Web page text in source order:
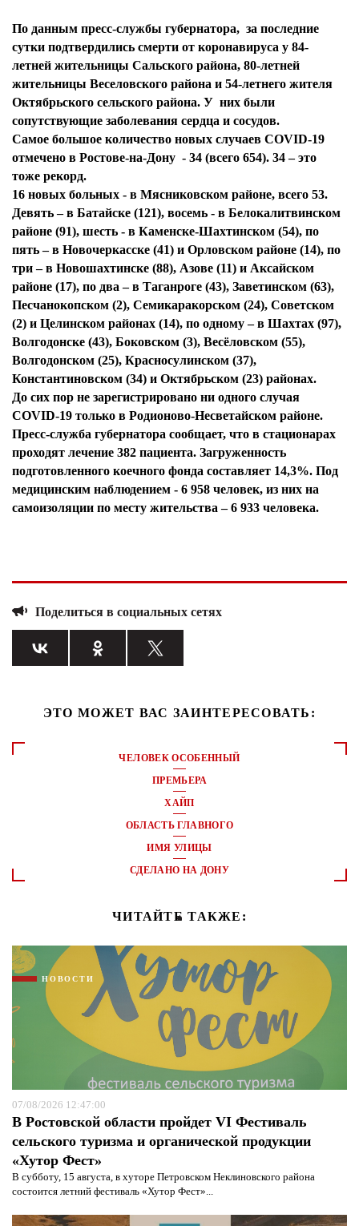
По данным пресс-службы губернатора, за последние
сутки подтвердились смерти от коронавируса у 84-
летней жительницы Сальского района, 80-летней
жительницы Веселовского района и 54-летнего жителя
Октябрьского сельского района. У них были
сопутствующие заболевания сердца и сосудов.
Самое большое количество новых случаев COVID-19
отмечено в Ростове-на-Дону - 34 (всего 654). 34 – это
тоже рекорд.
16 новых больных - в Мясниковском районе, всего 53.
Девять – в Батайске (121), восемь - в Белокалитвинском
районе (91), шесть - в Каменске-Шахтинском (54), по
пять – в Новочеркасске (41) и Орловском районе (14), по
три – в Новошахтинске (88), Азове (11) и Аксайском
районе (17), по два – в Таганроге (43), Заветинском (63),
Песчанокопском (2), Семикаракорском (24), Советском
(2) и Целинском районах (14), по одному – в Шахтах (97),
Волгодонске (43), Боковском (3), Весёловском (55),
Волгодонском (25), Красносулинском (37),
Константиновском (34) и Октябрьском (23) районах.
До сих пор не зарегистрировано ни одного случая
COVID-19 только в Родионово-Несветайском районе.
Пресс-служба губернатора сообщает, что в стационарах
проходят лечение 382 пациента. Загруженность
подготовленного коечного фонда составляет 14,3%. Под
медицинским наблюдением - 6 958 человек, из них на
самоизоляции по месту жительства – 6 933 человека.
Поделиться в социальных сетях
ЭТО МОЖЕТ ВАС ЗАИНТЕРЕСОВАТЬ:
ЧЕЛОВЕК ОСОБЕННЫЙ
ПРЕМЬЕРА
ХАЙП
ОБЛАСТЬ ГЛАВНОГО
ИМЯ УЛИЦЫ
СДЕЛАНО НА ДОНУ
ЧИТАЙТЕ ТАКЖЕ:
НОВОСТИ
07/08/2026 12:47:00
В Ростовской области пройдет VI Фестиваль
сельского туризма и органической продукции
«Хутор Фест»
В субботу, 15 августа, в хуторе Петровском Неклиновского района
состоится летний фестиваль «Хутор Фест»...